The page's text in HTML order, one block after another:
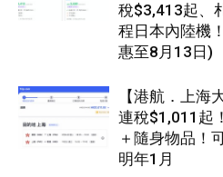
稅$3,413起、
程日本內陸機
惠至8月13日)
【港航．上海
連稅$1,011起
＋隨身物品！
明年1月